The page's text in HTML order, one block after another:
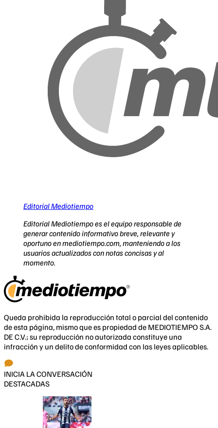
Editorial Mediotiempo
Editorial Mediotiempo es el equipo responsable de
generar contenido informativo breve, relevante y
oportuno en mediotiempo.com, manteniendo a los
usuarios actualizados con notas concisas y al
momento.
Queda prohibida la reproducción total o parcial del contenido
de esta página, mismo que es propiedad de MEDIOTIEMPO S.A.
DE C.V.; su reproducción no autorizada constituye una
infracción y un delito de conformidad con las leyes aplicables.
INICIA LA CONVERSACIÓN
DESTACADAS